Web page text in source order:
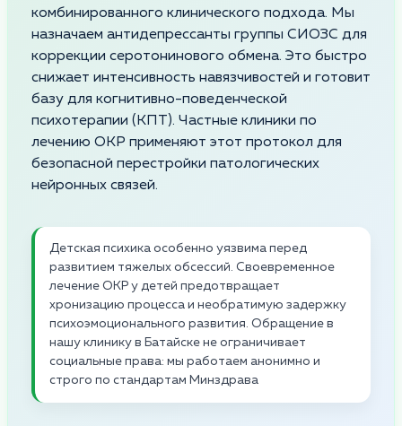
комбинированного клинического подхода. Мы
назначаем антидепрессанты группы СИОЗС для
коррекции серотонинового обмена. Это быстро
снижает интенсивность навязчивостей и готовит
базу для когнитивно-поведенческой
психотерапии (КПТ). Частные клиники по
лечению ОКР применяют этот протокол для
безопасной перестройки патологических
нейронных связей.
Детская психика особенно уязвима перед
развитием тяжелых обсессий. Своевременное
лечение ОКР у детей предотвращает
хронизацию процесса и необратимую задержку
психоэмоционального развития. Обращение в
нашу клинику в Батайске не ограничивает
социальные права: мы работаем анонимно и
строго по стандартам Минздрава